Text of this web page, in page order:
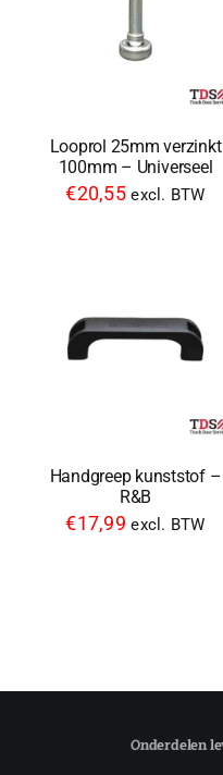
Looprol 25mm verzinkt
100mm – Universeel
€20,55 excl. BTW
Handgreep kunststof –
R&B
€17,99 excl. BTW